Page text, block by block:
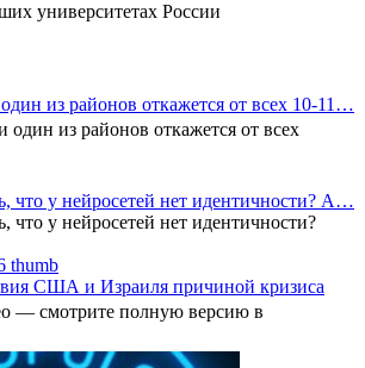
университетах России
из районов откажется от всех 10-11…
один из районов откажется от всех
что у нейросетей нет идентичности? А…
что у нейросетей нет идентичности?
США и Израиля причиной кризиса
— смотрите полную версию в